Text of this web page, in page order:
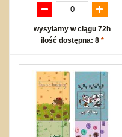
wysyłamy w ciągu 72h
ilość dostępna: 8 *